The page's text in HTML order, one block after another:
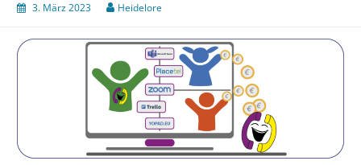
3. März 2023 Heidelore